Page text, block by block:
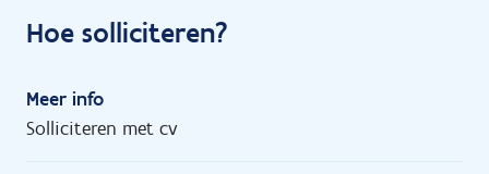
Hoe solliciteren?
Meer info
Solliciteren met cv